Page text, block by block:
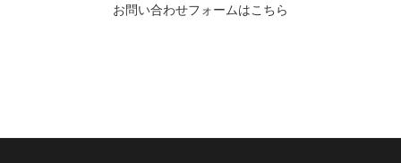
お問い合わせフォームはこちら